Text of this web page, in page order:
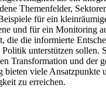
Themenfelder,
für ein
und für ein Monitoring
die die informierte
unterstützen sollen.
Transformation und der
bieten viele Ansatzpunkte
zu erreichen.